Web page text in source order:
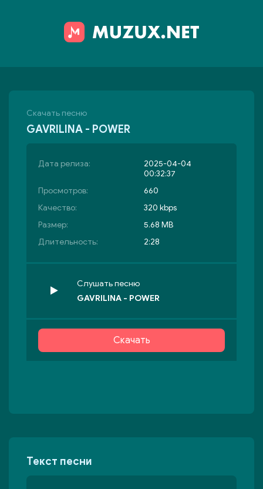
Скачать песню
GAVRILINA - POWER
Дата релиза:
2025-04-04
00:32:37
Просмотров:
660
Качество:
320 kbps
Размер:
5.68 MB
Длительность:
2:28
Слушать песню
GAVRILINA - POWER
Скачать
Текст песни